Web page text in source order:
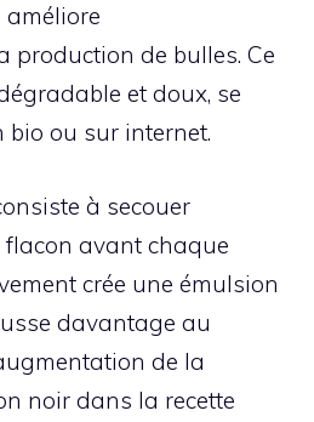
améliore
production de bulles. Ce
et doux, se
ou sur internet.
à secouer
avant chaque
crée une émulsion
davantage au
de la
noir dans la recette